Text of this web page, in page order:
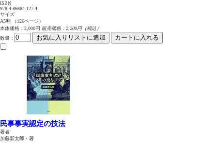
ISBN
978-4-86684-127-4
サイズ
A5判 （126ページ）
本体価格：2,000円 販売価格：2,200円（税込）
数量 ： お気に入りリストに追加 カートに入れる
民事事実認定の技法
著者
加藤新太郎・著